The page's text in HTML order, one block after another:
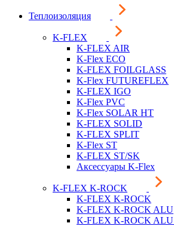
Теплоизоляция
K-FLEX
K-FLEX AIR
K-Flex ECO
K-FLEX FOILGLASS
K-Flex FUTUREFLEX
K-FLEX IGO
K-Flex PVC
K-Flex SOLAR HT
K-FLEX SOLID
K-FLEX SPLIT
K-Flex ST
K-FLEX ST/SK
Аксессуары K-Flex
K-FLEX K-ROCK
K-FLEX K-ROCK
K-FLEX K-ROCK ALU
K-FLEX K-ROCK ALU